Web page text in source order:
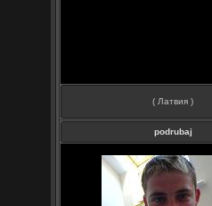
( Латвия )
podrubaj